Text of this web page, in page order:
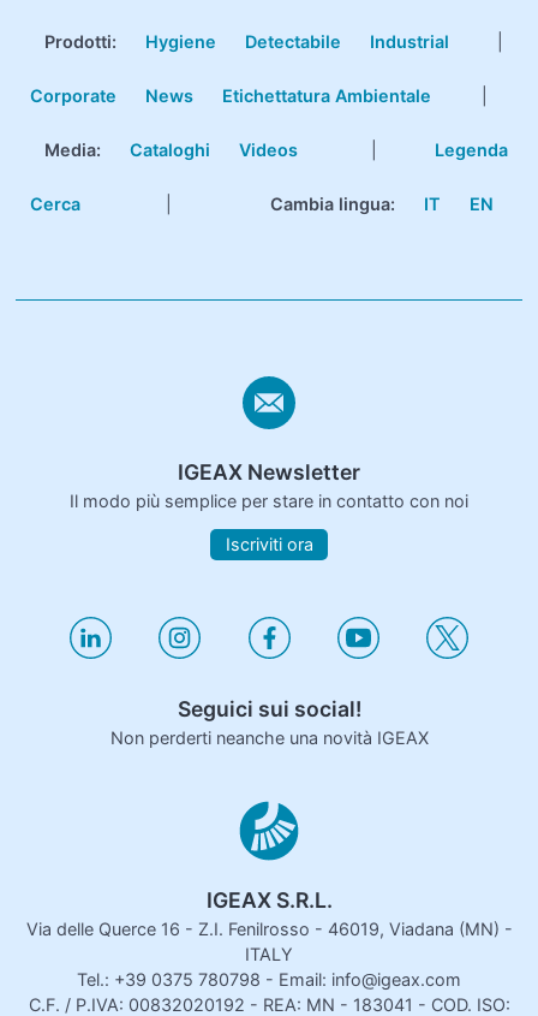
Prodotti: Hygiene Detectabile Industrial
Corporate News Etichettatura Ambientale
Media: Cataloghi Videos Legenda
Cerca Cambia lingua: IT EN
IGEAX Newsletter
Il modo più semplice per stare in contatto con noi
Iscriviti ora
Seguici sui social!
Non perderti neanche una novità IGEAX
IGEAX S.R.L.
Via delle Querce 16 - Z.I. Fenilrosso - 46019, Viadana (MN) -
ITALY
Tel.: +39 0375 780798 - Email: info@igeax.com
C.F. / P.IVA: 00832020192 - REA: MN - 183041 - COD. ISO: